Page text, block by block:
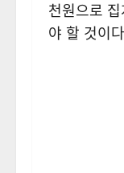
천원으로
야 할 것이